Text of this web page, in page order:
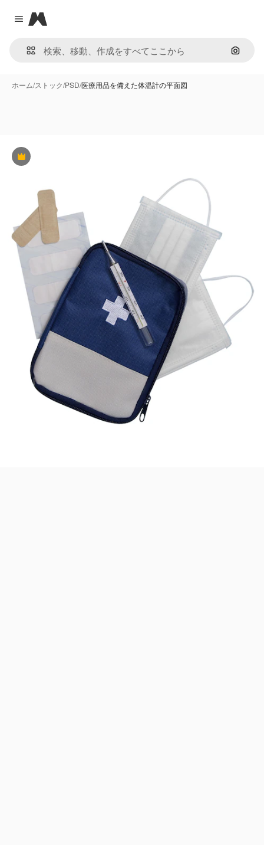
Close menu
Magnific
画像で
ホーム/ストック/PSD/医療用品を備えた体温計の平面図
Premium